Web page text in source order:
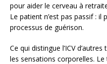
pour aider le cerveau à
Le patient n’est pas passif :
processus de guérison.
Ce qui distingue l’ICV
les sensations corporelles.